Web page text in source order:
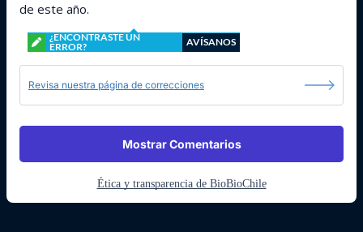
de este año.
¿ENCONTRASTE UN
ERROR?
AVÍSANOS
Revisa nuestra página de correcciones
Mostrar Comentarios
Ética y transparencia de BioBioChile